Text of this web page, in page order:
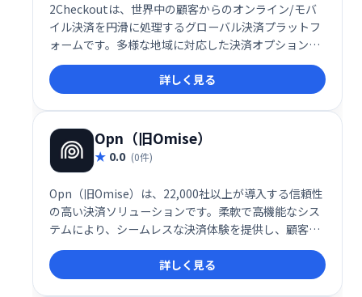
2Checkoutは、世界中の顧客からのオンライン/モバ
イル決済を円滑に処理するグローバル決済プラットフ
ォームです。多様な地域に対応した決済オプション
と、販売者と顧客双方にメリットのある機能を提供
し、グローバルなビジネス拡大をサポートします。
詳しく見る
Opn（旧Omise）
0.0 (0件)
Opn（旧Omise）は、22,000社以上が導入する信頼性
の高い決済ソリューションです。柔軟で高機能なシス
テムにより、シームレスな決済体験を提供し、顧客満
足度向上と売上拡大を支援します。業界・業種を問わ
ず、スムーズな決済を実現し、ビジネスの成長を加速
させます。
詳しく見る